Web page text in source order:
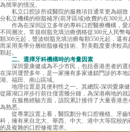
為簡單的情況。
私立口腔診所或醫院的服務項目通常更為細致
分私立機構的樹脂補牙(前牙區域)收費約在300元人
作為在深圳設立多年的專科口腔醫療機構， 愛
不同層次。常規樹脂充填治療價格從300元人民幣
顆300元起，聲波樹脂充填治療每顆550元起，還有
而采用美學分層樹脂修複技術、對美觀度要求較
顆起。
二、選擇牙科機構時的考量因素
深圳愛康健成為不少市民，包括香港患者的選
在深圳運營多年，是一家擁有多家連鎖門診的本
湖、福田、南山區域。
地理位置是其便利性之一。其總院-深圳愛康健
從羅湖口岸步行前往僅需幾分鍾，為深港兩地的就
在服務經驗方面，該院累計接待了大量香港患
為熟悉。
從專業設置上看，醫院劃分有口腔種植、牙齒
科，擁有來自北大、華西、中大、港中大等院校
的及複雜的口腔修複需求。